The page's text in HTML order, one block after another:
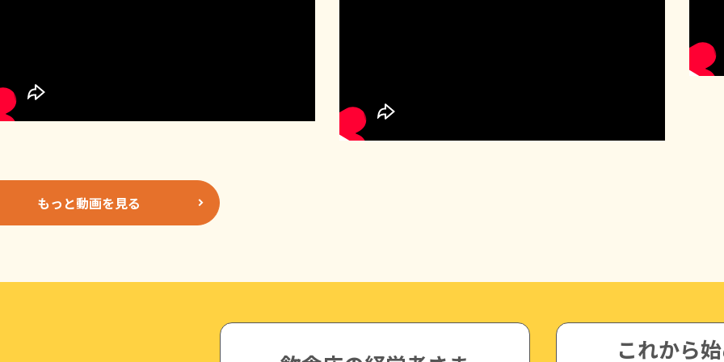
もっと動画を見る
これから